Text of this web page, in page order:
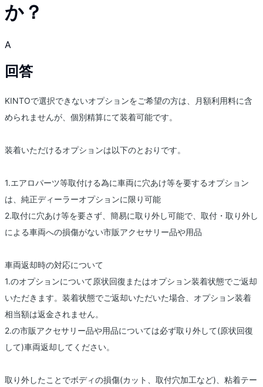
か？
A
回答
KINTOで選択できないオプションをご希望の方は、月額利用料に含
められませんが、個別精算にて装着可能です。
装着いただけるオプションは以下のとおりです。
1.エアロパーツ等取付ける為に車両に穴あけ等を要するオプション
は、純正ディーラーオプションに限り可能
2.取付に穴あけ等を要さず、簡易に取り外し可能で、取付・取り外し
による車両への損傷がない市販アクセサリー品や用品
車両返却時の対応について
1.のオプションについて原状回復またはオプション装着状態でご返却
いただきます。装着状態でご返却いただいた場合、オプション装着
相当額は返金されません。
2.の市販アクセサリー品や用品については必ず取り外して(原状回復
して)車両返却してください。
取り外したことでボディの損傷(カット、取付穴加工など)、粘着テー